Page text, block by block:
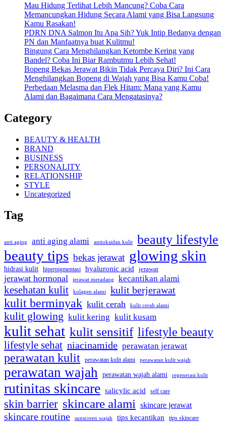
Mau Hidung Terlihat Lebih Mancung? Coba Cara
Memancungkan Hidung Secara Alami yang Bisa Langsung
Kamu Rasakan!
PDRN DNA Salmon Itu Apa Sih? Yuk Intip Bedanya dengan
PN dan Manfaatnya buat Kulitmu!
Bingung Cara Menghilangkan Ketombe Kering yang
Bandel? Coba Ini Biar Rambutmu Lebih Sehat!
Bopeng Bekas Jerawat Bikin Tidak Percaya Diri? Ini Cara
Menghilangkan Bopeng di Wajah yang Bisa Kamu Coba!
Perbedaan Melasma dan Flek Hitam: Mana yang Kamu
Alami dan Bagaimana Cara Mengatasinya?
Category
BEAUTY & HEALTH
BRAND
BUSINESS
PERSONALITY
RELATIONSHIP
STYLE
Uncategorized
Tag
anti aging anti aging alami antioksidan kulit beauty lifestyle
beauty tips bekas jerawat glowing skin
hidrasi kulit hiperpigmentasi hyaluronic acid jerawat
jerawat hormonal jerawat meradang kecantikan alami
kesehatan kulit kolagen alami kulit berjerawat
kulit berminyak kulit cerah kulit cerah alami
kulit glowing kulit kering kulit kusam
kulit sehat kulit sensitif lifestyle beauty
lifestyle sehat niacinamide perawatan jerawat
perawatan kulit perawatan kulit alami perawatan kulit wajah
perawatan wajah perawatan wajah alami regenerasi kulit
rutinitas skincare salicylic acid self care
skin barrier skincare alami skincare jerawat
skincare routine sunscreen wajah tips kecantikan tips skincare